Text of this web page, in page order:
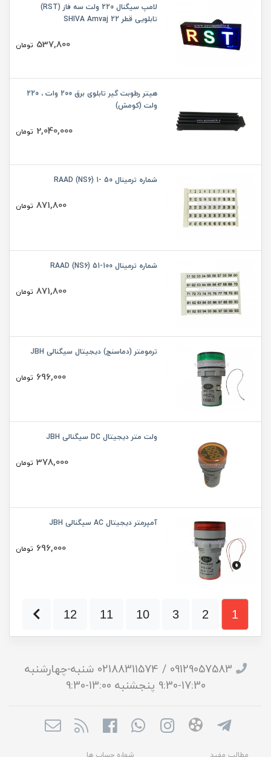
لامپ سیگنال 220 ولت سه فاز (RST)
تابلویی قطر 22 SHIVA Amvaj
537,800 تومان
هیتر رطوبت گیر تابلوی برق 200 وات ، 220
ولت (کومش)
2,040,000 تومان
شماره ترمینال 50 -1 (RAAD (NS6
871,800 تومان
شماره ترمینال 100-51 (RAAD (NS6
871,800 تومان
ترمومتر (دماسنج) دیجیتال سیگنالی JBH
696,000 تومان
ولت متر دیجیتال DC سیگنالی JBH
378,000 تومان
آمپرمتر دیجیتال AC سیگنالی JBH
696,000 تومان
1
2
3
10
11
12
09129057583 / 02188311574 شنبه-چهارشنبه
17:30-9:30 پنجشنبه 13:00-9:30